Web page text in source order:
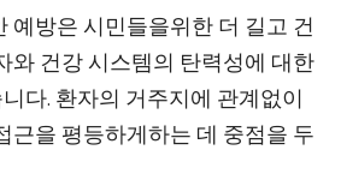
예방은 시민들을위한 더 길고 건
와 건강 시스템의 탄력성에 대한
다. 환자의 거주지에 관계없이
근을 평등하게하는 데 중점을 두